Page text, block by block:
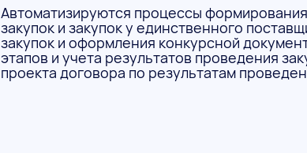
Автоматизируются процессы
закупок и закупок у единственного
закупок и оформления конкурсной
этапов и учета результатов проведения
проекта договора по результатам